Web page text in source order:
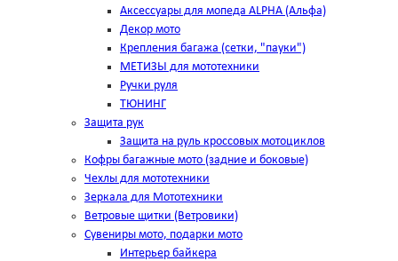
Аксессуары для мопеда ALPHA (Альфа)
Декор мото
Крепления багажа (сетки, "пауки")
МЕТИЗЫ для мототехники
Ручки руля
ТЮНИНГ
Защита рук
Защита на руль кроссовых мотоциклов
Кофры багажные мото (задние и боковые)
Чехлы для мототехники
Зеркала для Мототехники
Ветровые щитки (Ветровики)
Сувениры мото, подарки мото
Интерьер байкера